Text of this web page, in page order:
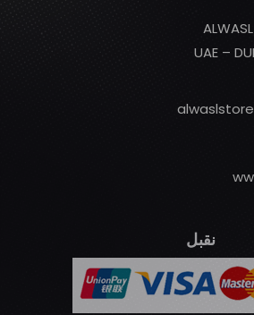
UAE –
نقبل